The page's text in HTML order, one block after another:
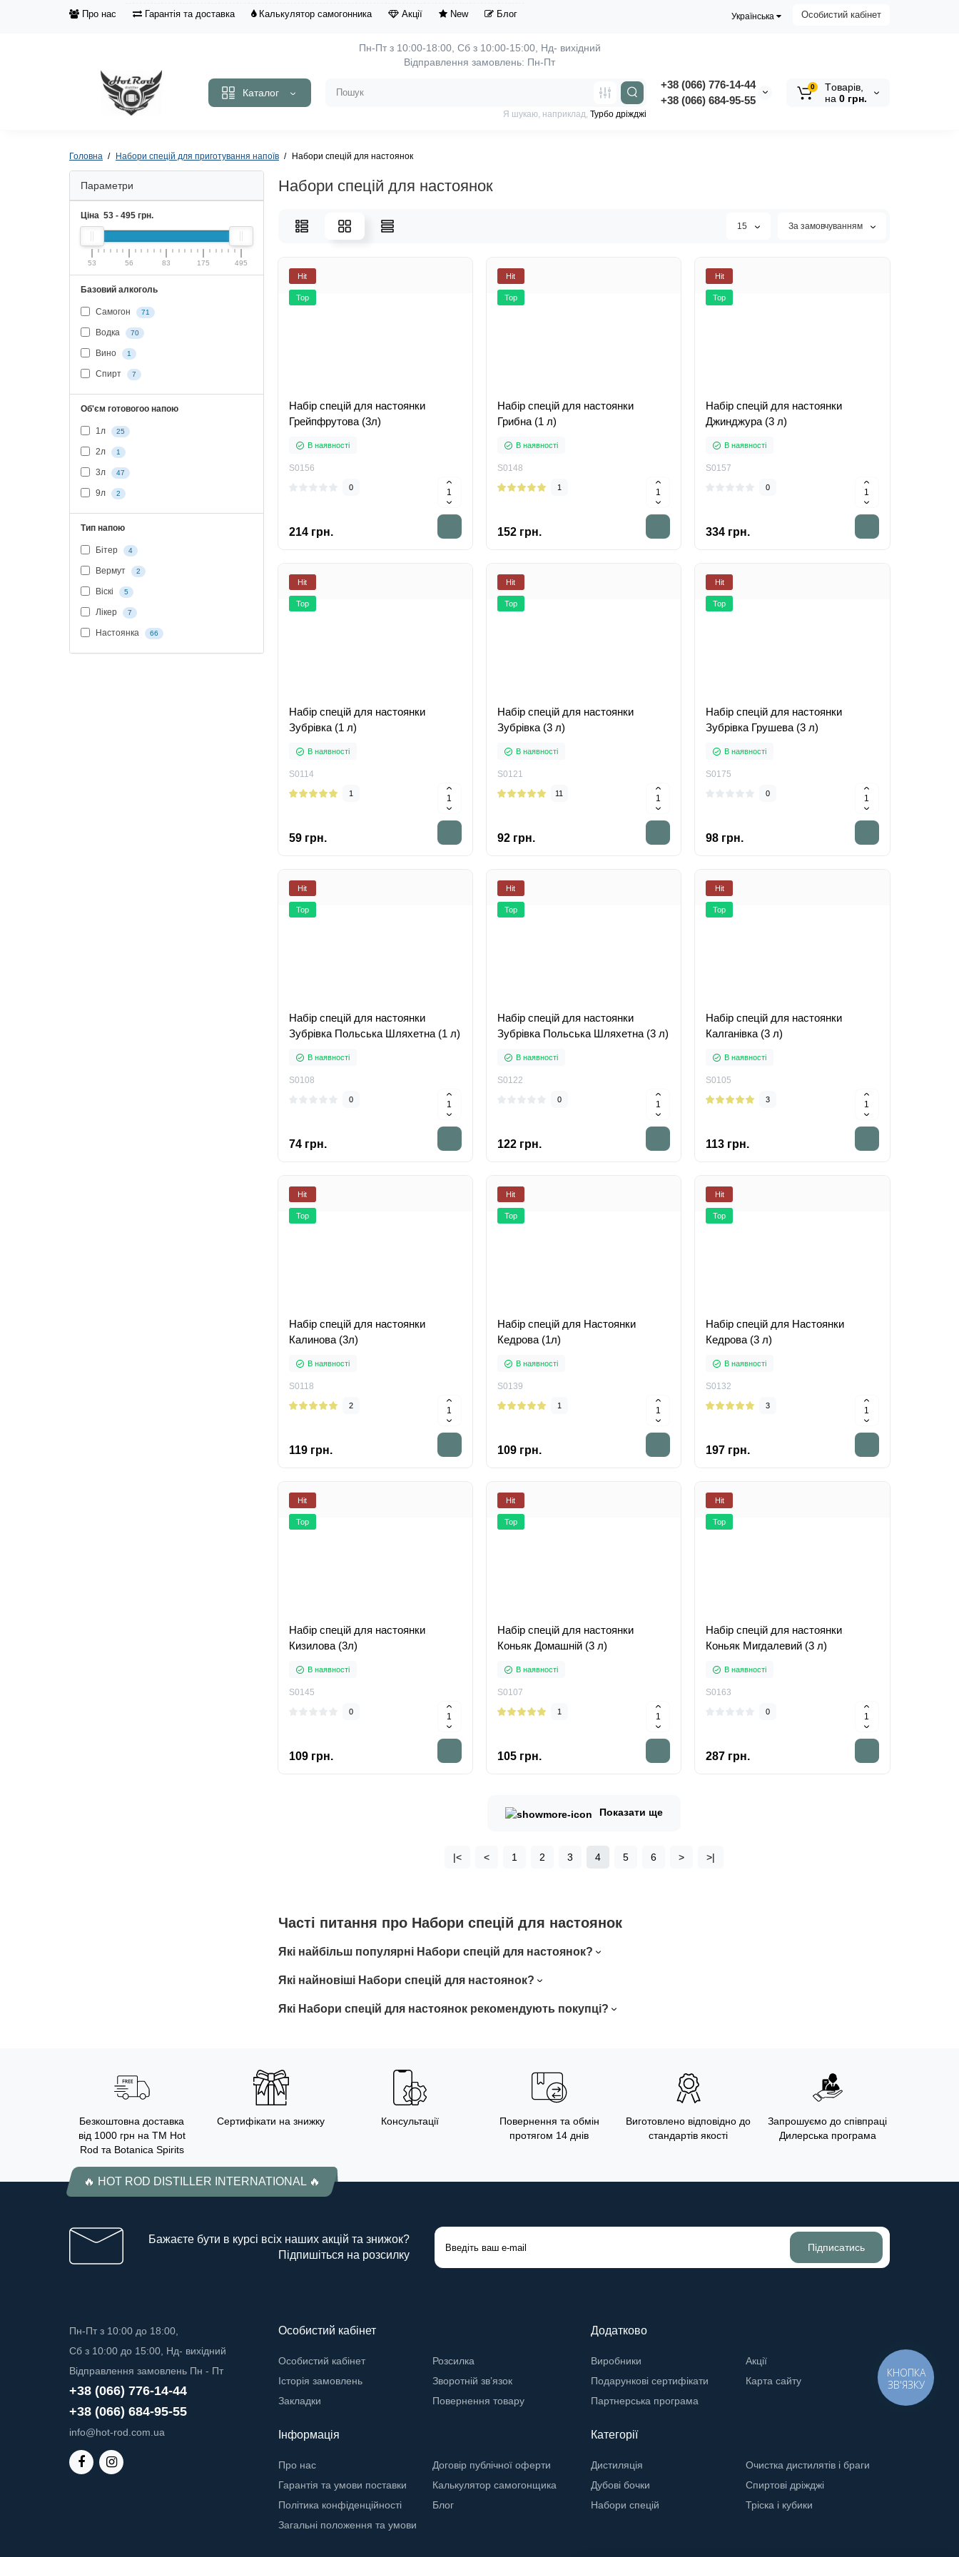
Про нас Гарантія та доставка Калькулятор самогонника Акції New Блог Особистий кабінет
Українська
Каталог
Пн-Пт з 10:00-18:00,
Відправлення замовлень: Пн-Пт
+38 (066) 776-14-44
‭+38 (066) 684-95-55‬
Я шукаю, наприклад, Турбо дріжджі
0
Tоварів,
на 0 грн.
Головна Набори спецій для приготування напоїв Набори спецій для настоянок
Параметри
Ціна 53 - 495 грн.
53 56 83 175 495
Базовий алкоголь
Самогон 71
Водка 70
Вино 1
Спирт 7
Об'єм готовогоо напою
1л 25
2л 1
3л 47
9л 2
Тип напою
Бітер 4
Вермут 2
Віскі 5
Лікер 7
Настоянка 66
Набори спецій для настоянок
15 За замовчуванням
Hit
Top
Набір спецій для настоянки
Грейпфрутова (3л)
В наявності
S0156
0
214 грн.
Hit
Top
Набір спецій для настоянки
Грибна (1 л)
В наявності
S0148
1
152 грн.
Hit
Top
Набір спецій для настоянки
Джинджура (3 л)
В наявності
S0157
0
334 грн.
Hit
Top
Набір спецій для настоянки
Зубрівка (1 л)
В наявності
S0114
1
59 грн.
Hit
Top
Набір спецій для настоянки
Зубрівка (3 л)
В наявності
S0121
11
92 грн.
Hit
Top
Набір спецій для настоянки
Зубрівка Грушева (3 л)
В наявності
S0175
0
98 грн.
Hit
Top
Набір спецій для настоянки
Зубрівка Польська Шляхетна (1 л)
В наявності
S0108
0
74 грн.
Hit
Top
Набір спецій для настоянки
Зубрівка Польська Шляхетна (3 л)
В наявності
S0122
0
122 грн.
Hit
Top
Набір спецій для настоянки
Калганівка (3 л)
В наявності
S0105
3
113 грн.
Hit
Top
Набір спецій для настоянки
Калинова (3л)
В наявності
S0118
2
119 грн.
Hit
Top
Набір спецій для Настоянки
Кедрова (1л)
В наявності
S0139
1
109 грн.
Hit
Top
Набір спецій для Настоянки
Кедрова (3 л)
В наявності
S0132
3
197 грн.
Hit
Top
Набір спецій для настоянки
Кизилова (3л)
В наявності
S0145
0
109 грн.
Hit
Top
Набір спецій для настоянки
Коньяк Домашній (3 л)
В наявності
S0107
1
105 грн.
Hit
Top
Набір спецій для настоянки
Коньяк Мигдалевий (3 л)
В наявності
S0163
0
287 грн.
Показати ще
|< < 1 2 3 4 5 6 > >|
Чacті питaння пpo Набори спецій для настоянок
Які найбільш популярні Набори спецій для настоянок?
Які найновіші Набори спецій для настоянок?
Які Набори спецій для настоянок рекомендують покупці?
Безкоштовна доставка
від 1000 грн на ТМ Hot
Rod та Botanica Spirits
Сертифікати на знижку Консультації
Повернення та обмін
протягом 14 днів
Виготовлено відповідно до
стандартів якості
Запрошуємо до співпраці
Дилерська програма
🔥 HOT ROD DISTILLER INTERNATIONAL 🔥
Бажаєте бути в курсі всіх наших акцій та знижок?
Підпишіться на розсилку
Підписатись
Пн-Пт з 10:00 до 18:00,
Сб з 10:00 до 15:00, Нд- вихідний
Відправлення замовлень Пн - Пт
+38 (066) 776-14-44
+38 (066) 684-95-55
info@hot-rod.com.ua
Особистий кабінет
Особистий кабінет
Історія замовлень
Закладки
Розсилка
Зворотній зв’язок
Повернення товару
Додатково
Виробники
Подарункові сертифікати
Партнерська програма
Акції
Карта сайту
Інформація
Про нас
Гарантія та умови поставки
Політика конфіденційності
Загальні положення та умови
Договір публічної оферти
Калькулятор самогонщика
Блог
Категорії
Дистиляція
Дубові бочки
Набори спецій
Очистка дистилятів і браги
Спиртові дріжджі
Тріска і кубики
КНОПКА
ЗВ'ЯЗКУ